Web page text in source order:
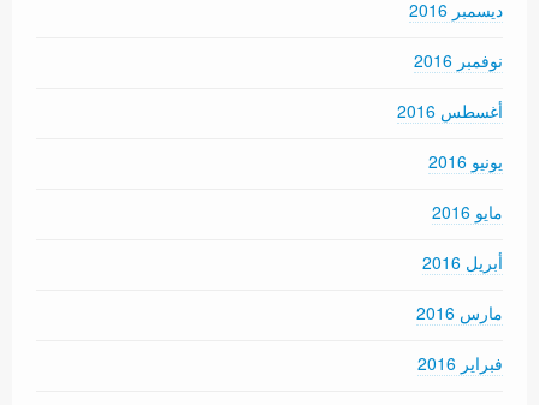
ديسمبر 2016
نوفمبر 2016
أغسطس 2016
يونيو 2016
مايو 2016
أبريل 2016
مارس 2016
فبراير 2016